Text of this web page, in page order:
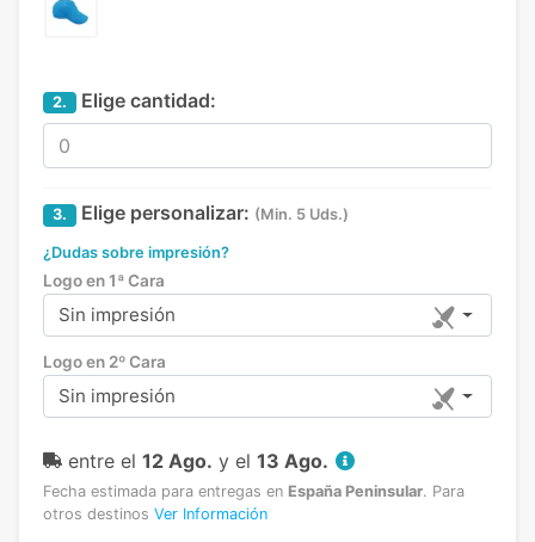
2. Elige cantidad:
3. Elige personalizar: (Min. 5 Uds.)
¿Dudas sobre impresión?
Logo en 1ª Cara
Sin impresión
Logo en 2º Cara
Sin impresión
entre el 12 Ago. y el 13 Ago.
Fecha estimada para entregas en España Peninsular. Para
otros destinos Ver Información